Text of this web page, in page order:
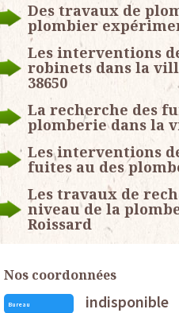
Des travaux de
plombier
Les interventions
robinets dans la
38650
La recherche des
plomberie dans la
Les interventions
fuites au des
Les travaux de
niveau de la
Roissard
Nos coordonnées
Bureau indisponible